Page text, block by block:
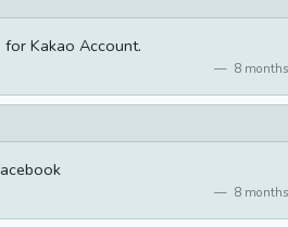
Kakao Account.
8
8